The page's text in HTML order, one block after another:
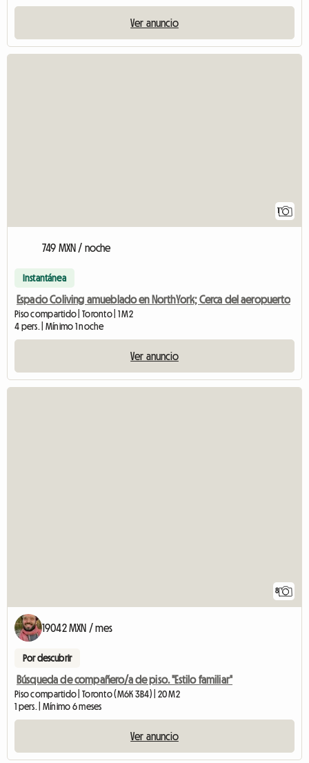
Ver anuncio
749 MXN / noche
Instantánea
Espacio Coliving amueblado en NorthYork; Cerca del aeropuerto
Piso compartido | Toronto | 1 M2
4 pers. | Mínimo 1 noche
Ver anuncio
8
19042 MXN / mes
Por descubrir
Búsqueda de compañero/a de piso. "Estilo familiar"
Piso compartido | Toronto (M6K 3B4) | 20 M2
1 pers. | Mínimo 6 meses
Ver anuncio